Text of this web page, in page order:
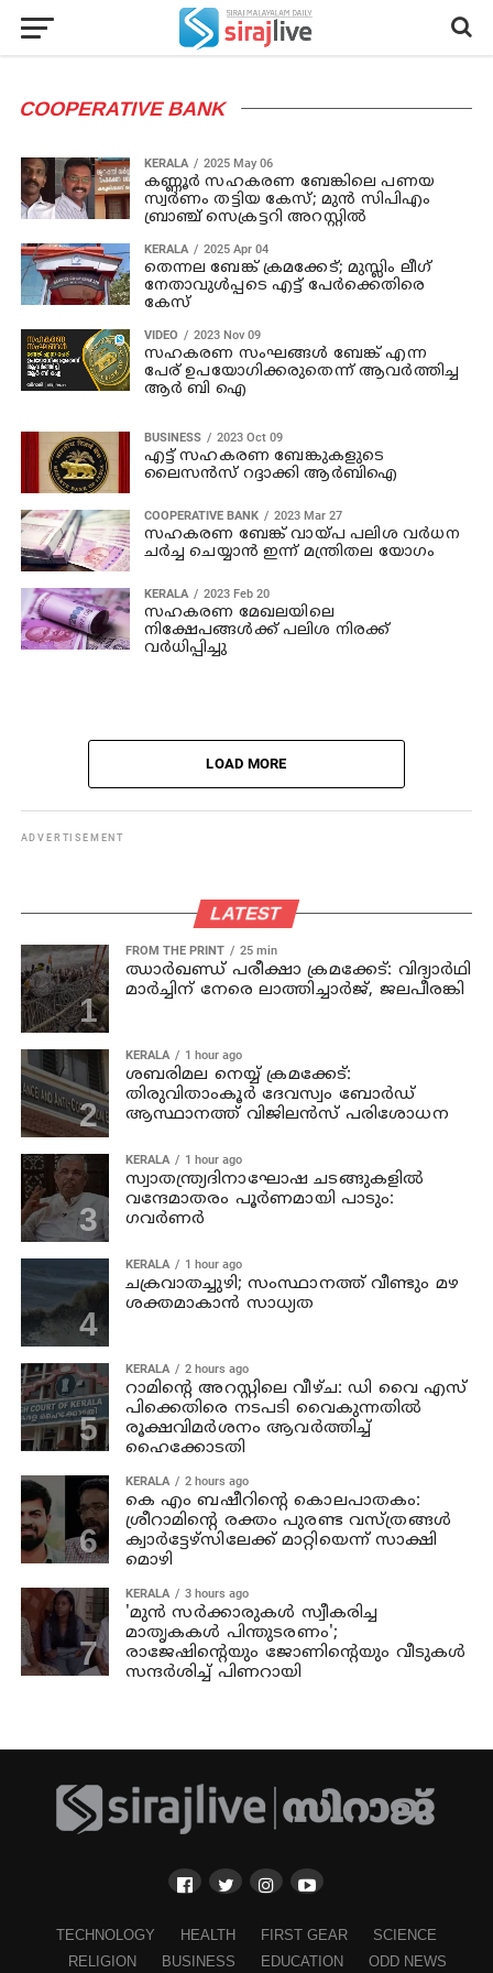
COOPERATIVE BANK
KERALA 2025 May 06
കണ്ണൂര്‍ സഹകരണ ബേങ്കിലെ പണയ
സ്വര്‍ണം തട്ടിയ കേസ്; മുന്‍ സിപിഎം
ബ്രാഞ്ച് സെക്രട്ടറി അറസ്റ്റില്‍
KERALA 2025 Apr 04
തെന്നല ബേങ്ക് ക്രമക്കേട്; മുസ്ലിം ലീഗ്
നേതാവുള്‍പ്പടെ എട്ട് പേര്‍ക്കെതിരെ
കേസ്
VIDEO 2023 Nov 09
സഹകരണ സംഘങ്ങള്‍ ബേങ്ക് എന്ന
പേര് ഉപയോഗിക്കരുതെന്ന് ആവര്‍ത്തിച്ച
ആര്‍ ബി ഐ
BUSINESS 2023 Oct 09
എട്ട് സഹകരണ ബേങ്കുകളുടെ
ലൈസന്‍സ് റദ്ദാക്കി ആര്‍ബിഐ
COOPERATIVE BANK 2023 Mar 27
സഹകരണ ബേങ്ക് വായ്പ പലിശ വര്‍ധന
ചർച്ച ചെയ്യാൻ ഇന്ന് മന്ത്രിതല യോഗം
KERALA 2023 Feb 20
സഹകരണ മേഖലയിലെ
നിക്ഷേപങ്ങള്‍ക്ക് പലിശ നിരക്ക്
വര്‍ധിപ്പിച്ചു
LOAD MORE
ADVERTISEMENT
LATEST
FROM THE PRINT 25 min
ഝാര്‍ഖണ്ഡ് പരീക്ഷാ ക്രമക്കേട്: വിദ്യാര്‍ഥി
മാര്‍ച്ചിന് നേരെ ലാത്തിച്ചാര്‍ജ്, ജലപീരങ്കി
KERALA 1 hour ago
ശബരിമല നെയ്യ് ക്രമക്കേട്:
തിരുവിതാംകൂര്‍ ദേവസ്വം ബോര്‍ഡ്
ആസ്ഥാനത്ത് വിജിലന്‍സ് പരിശോധന
KERALA 1 hour ago
സ്വാതന്ത്ര്യദിനാഘോഷ ചടങ്ങുകളില്‍
വന്ദേമാതരം പൂര്‍ണമായി പാടും:
ഗവര്‍ണര്‍
KERALA 1 hour ago
ചക്രവാതച്ചുഴി; സംസ്ഥാനത്ത് വീണ്ടും മഴ
ശക്തമാകാന്‍ സാധ്യത
KERALA 2 hours ago
റാമിന്റെ അറസ്റ്റിലെ വീഴ്ച: ഡി വൈ എസ്
പിക്കെതിരെ നടപടി വൈകുന്നതില്‍
രൂക്ഷവിമര്‍ശനം ആവര്‍ത്തിച്ച്
ഹൈക്കോടതി
KERALA 2 hours ago
കെ എം ബഷീറിന്റെ കൊലപാതകം:
ശ്രീറാമിന്റെ രക്തം പുരണ്ട വസ്ത്രങ്ങള്‍
ക്വാര്‍ട്ടേഴ്‌സിലേക്ക് മാറ്റിയെന്ന് സാക്ഷി
മൊഴി
KERALA 3 hours ago
'മുന്‍ സര്‍ക്കാരുകള്‍ സ്വീകരിച്ച
മാതൃകകള്‍ പിന്തുടരണം';
രാജേഷിന്റെയും ജോണിന്റെയും വീടുകള്‍
സന്ദര്‍ശിച്ച് പിണറായി
TECHNOLOGY HEALTH FIRST GEAR
SCIENCE
RELIGION
BUSINESS EDUCATION ODD NEWS